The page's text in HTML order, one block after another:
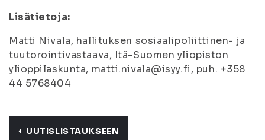
Lisätietoja:
Matti Nivala, hallituksen sosiaalipoliittinen- ja
tuutorointivastaava, Itä-Suomen yliopiston
ylioppilaskunta, matti.nivala@isyy.fi, puh. +358
44 5768404
UUTISLISTAUKSEEN